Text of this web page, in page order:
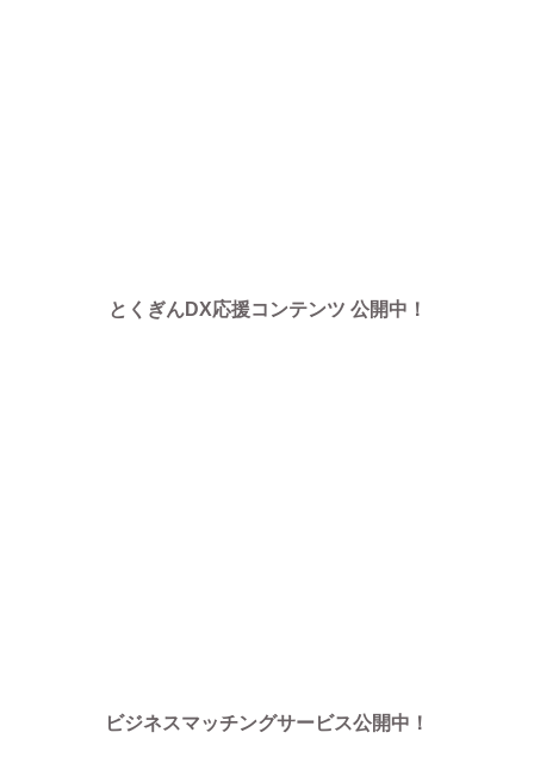
とくぎんDX応援コンテンツ 公開中！
ビジネスマッチングサービス公開中！